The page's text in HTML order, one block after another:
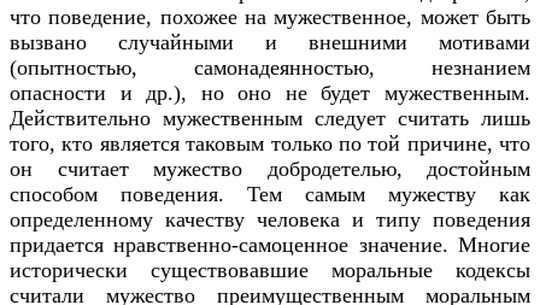
что поведение, похожее на мужественное, может быть
вызвано случайными и внешними мотивами
(опытностью, самонадеянностью, незнанием
опасности и дp.), но оно не будет мужественным.
Действительно мужественным следует считать лишь
того, кто является таковым только по той причине, что
он считает мужество добродетелью, достойным
способом поведения. Тем самым мужеству как
определенному качеству человека и типу поведения
придается нравственно-самоценное значение. Многие
исторически существовавшие моральные кодексы
считали мужество преимущественным моральным